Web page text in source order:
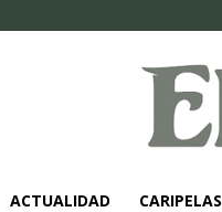
ACTUALIDAD CARIPELAS